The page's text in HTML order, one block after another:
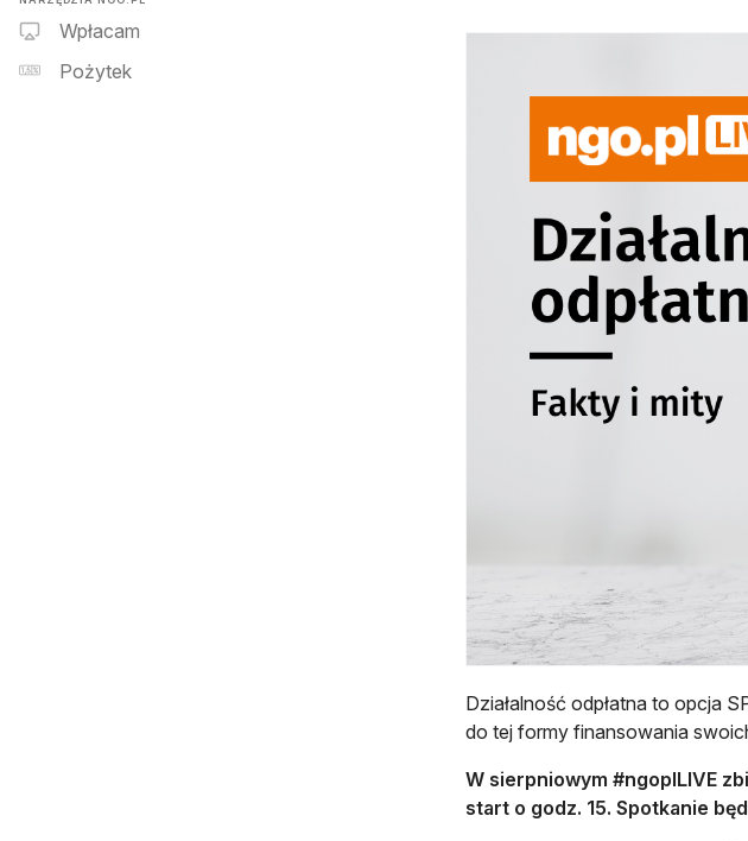
Wpłacam
Pożytek
Działalność odpłatna to opcja
do tej formy finansowania
W sierpniowym #ngoplLIVE
start o godz. 15. Spotkanie